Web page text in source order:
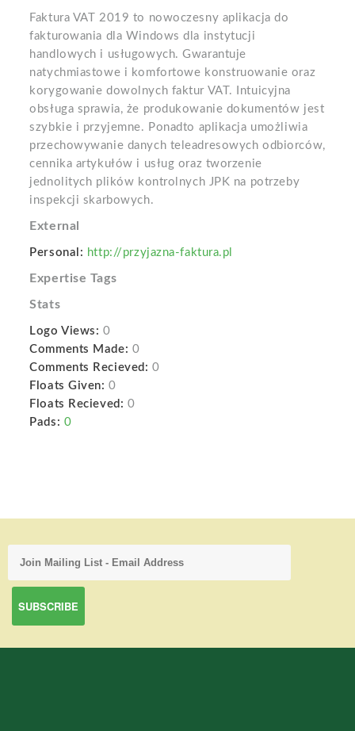
Faktura VAT 2019 to nowoczesny aplikacja do
fakturowania dla Windows dla instytucji
handlowych i usługowych. Gwarantuje
natychmiastowe i komfortowe konstruowanie oraz
korygowanie dowolnych faktur VAT. Intuicyjna
obsługa sprawia, że produkowanie dokumentów jest
szybkie i przyjemne. Ponadto aplikacja umożliwia
przechowywanie danych teleadresowych odbiorców,
cennika artykułów i usług oraz tworzenie
jednolitych plików kontrolnych JPK na potrzeby
inspekcji skarbowych.
External
Personal: http://przyjazna-faktura.pl
Expertise Tags
Stats
Logo Views: 0
Comments Made: 0
Comments Recieved: 0
Floats Given: 0
Floats Recieved: 0
Pads: 0